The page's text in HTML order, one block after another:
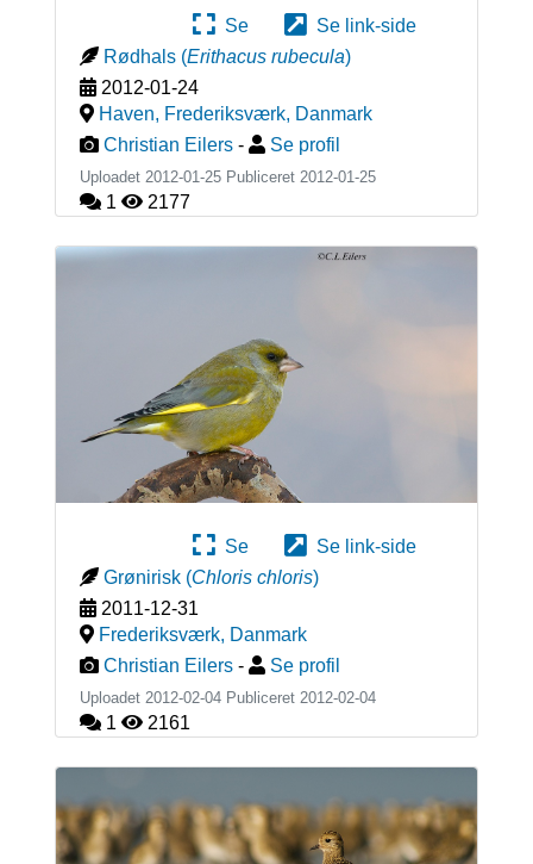
Se
Se link-side
Rødhals (Erithacus rubecula)
2012-01-24
Haven, Frederiksværk, Danmark
Christian Eilers - Se profil
Uploadet 2012-01-25 Publiceret 2012-01-25
1 2177
Se
Se link-side
Grønirisk (Chloris chloris)
2011-12-31
Frederiksværk, Danmark
Christian Eilers - Se profil
Uploadet 2012-02-04 Publiceret 2012-02-04
1 2161